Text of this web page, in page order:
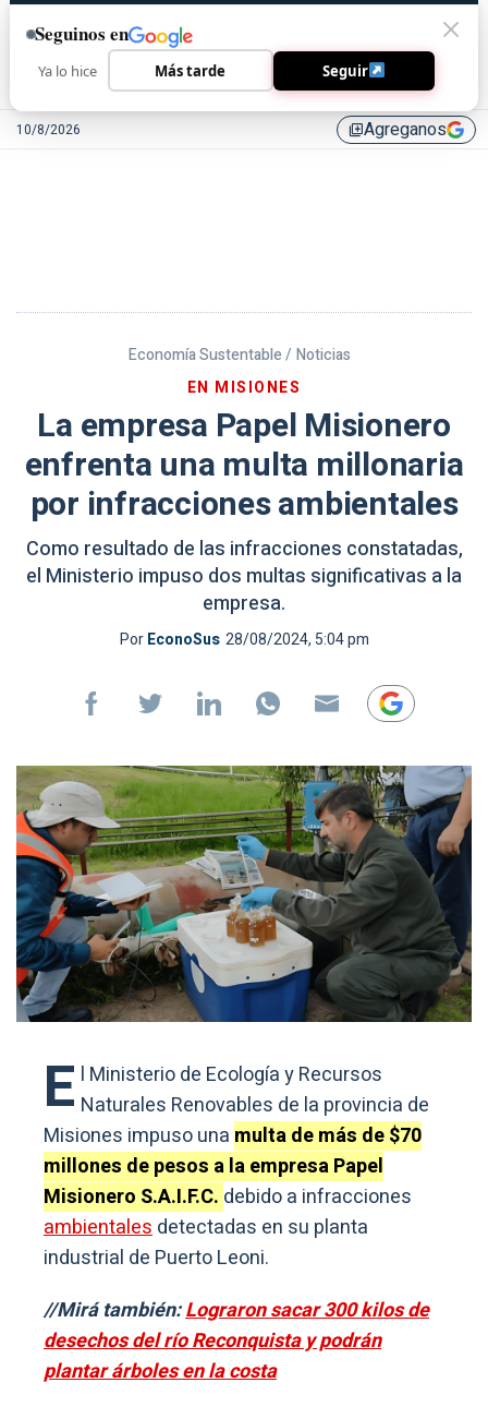
10/8/2026 library_addAgreganos
Economía Sustentable / Noticias
EN MISIONES
La empresa Papel Misionero
enfrenta una multa millonaria
por infracciones ambientales
Como resultado de las infracciones constatadas,
el Ministerio impuso dos multas significativas a la
empresa.
PorEconoSus 28/08/2024, 5:04 pm
E l Ministerio de Ecología y Recursos
Naturales Renovables de la provincia de
Misiones impuso una multa de más de $70
millones de pesos a la empresa Papel
Misionero S.A.I.F.C. debido a infracciones
ambientalesdetectadas en su planta
industrial de Puerto Leoni.
//Mirá también:Lograron sacar 300 kilos de
desechos del río Reconquista y podrán
plantar árboles en la costa
Seguinos en
Ya lo hice Más tarde Seguir